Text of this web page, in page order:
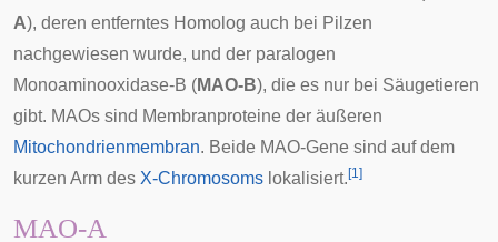
A), deren entferntes Homolog auch bei Pilzen
nachgewiesen wurde, und der paralogen
Monoaminooxidase-B (MAO-B), die es nur bei Säugetieren
gibt. MAOs sind Membranproteine der äußeren
Mitochondrienmembran. Beide MAO-Gene sind auf dem
kurzen Arm des X-Chromosoms lokalisiert. [1]
MAO-A